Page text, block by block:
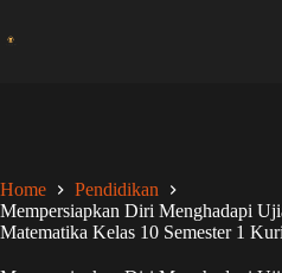
Home
Pendidikan
Mempersiapkan Diri Menghadapi
Matematika Kelas 10 Semester 1